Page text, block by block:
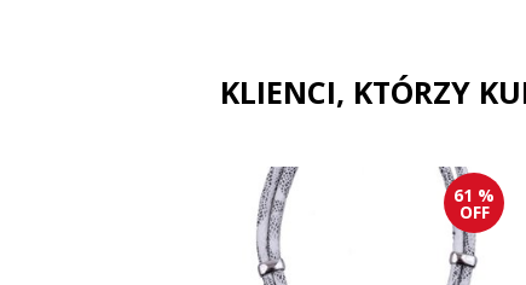
KLIENCI, KTÓRZY
61 %
OFF